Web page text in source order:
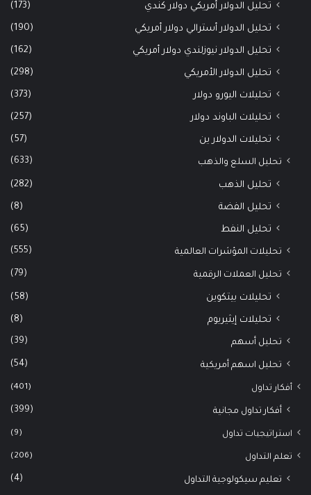
تحليل الدولار أمريكي دولار كندي (173)
تحليل الدولار أسترالي دولار أمريكي (190)
تحليل الدولار نيوزلندي دولار أمريكي (162)
تحليل الدولار الأمريكي (298)
تحليلات اليورو دولار (373)
تحليلات الباوند دولار (257)
تحليلات الدولار ين (57)
تحليل السلع والذهب (633)
تحليل الذهب (282)
تحليل الفضة (8)
تحليل النفط (65)
تحليلات المؤشرات العالمية (555)
تحليل العملات الرقمية (79)
تحليلات بيتكوين (58)
تحليلات إيثيريوم (8)
تحليل أسهم (39)
تحليل اسهم أمريكية (54)
أفكار تداول (401)
أفكار تداول مجانية (399)
استراتيجيات تداول (9)
تعلم التداول (206)
تعليم سيكولوجية التداول (4)